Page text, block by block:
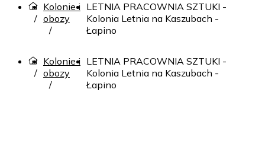
Kolonie i
obozy
LETNIA PRACOWNIA SZTUKI -
Kolonia Letnia na Kaszubach -
Łapino
Kolonie i
obozy
LETNIA PRACOWNIA SZTUKI -
Kolonia Letnia na Kaszubach -
Łapino